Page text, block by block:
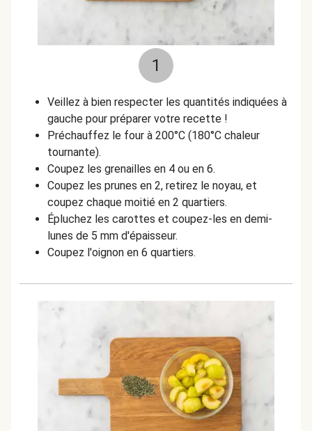
1
Veillez à bien respecter les quantités indiquées à
gauche pour préparer votre recette !
Préchauffez le four à 200°C (180°C chaleur
tournante).
Coupez les grenailles en 4 ou en 6.
Coupez les prunes en 2, retirez le noyau, et
coupez chaque moitié en 2 quartiers.
Épluchez les carottes et coupez-les en demi-
lunes de 5 mm d'épaisseur.
Coupez l'oignon en 6 quartiers.